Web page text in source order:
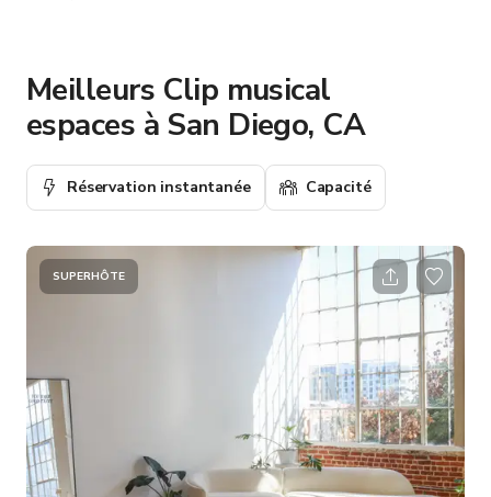
Meilleurs Clip musical
espaces à San Diego, CA
Réservation instantanée Capacité
SUPERHÔTE